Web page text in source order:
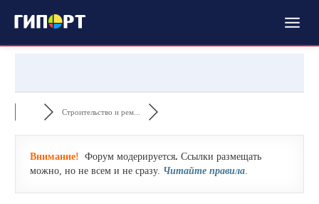
Строительство и рем...
Внимание! Форум модерируется. Ссылки размещать
можно, но не всем и не сразу. Читайте правила.